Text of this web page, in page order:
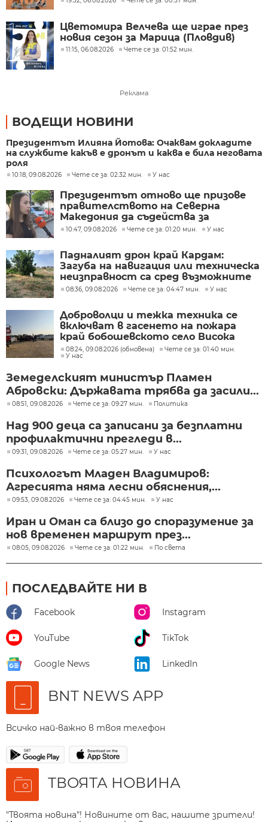
Цветомира Велчева ще играе през
новия сезон за Марица (Пловдив)
11:15, 06.08.2026 Чете се за: 01:52 мин.
Реклама
ВОДЕЩИ НОВИНИ
Президентът Илияна Йотова: Очаквам докладите
на службите какъв е дронът и каква е била неговата
роля
10:18, 09.08.2026 Чете се за: 02:32 мин. У нас
Президентът отново ще призове
правителството на Северна
Македония да съдейства за
лечението на Ива Михайлова
10:47, 09.08.2026 Чете се за: 01:20 мин. У нас
Падналият дрон край Кардам:
Загуба на навигация или техническа
неизправност са сред възможните
причини
08:36, 09.08.2026 Чете се за: 04:47 мин. У нас
Доброволци и тежка техника се
включват в гасенето на пожара
край бобошевското село Висока
могила
08:24, 09.08.2026 (обновена)
Чете се за: 01:40 мин.
У нас
Земеделският министър Пламен
Абровски: Държавата трябва да засили...
08:51, 09.08.2026 Чете се за: 09:27 мин. Политика
Над 900 деца са записани за безплатни
профилактични прегледи в...
09:31, 09.08.2026 Чете се за: 05:27 мин. У нас
Психологът Младен Владимиров:
Агресията няма лесни обяснения,...
09:53, 09.08.2026 Чете се за: 04:45 мин. У нас
Иран и Оман са близо до споразумение за
нов временен маршрут през...
08:05, 09.08.2026 Чете се за: 01:22 мин. По света
ПОСЛЕДВАЙТЕ НИ В
Facebook Instagram
YouTube TikTok
Google News LinkedIn
BNT NEWS APP
Всичко най-важно в твоя телефон
ТВОЯТА НОВИНА
"Твоята новина"! Новините от вас, нашите зрители!